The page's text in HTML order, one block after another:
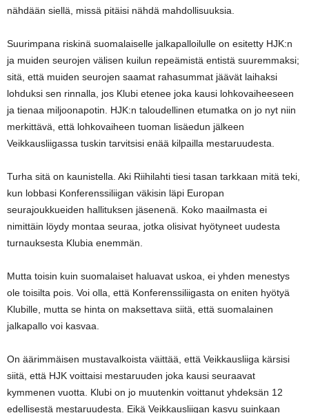
nähdään siellä, missä pitäisi nähdä mahdollisuuksia.
Suurimpana riskinä suomalaiselle jalkapalloilulle on esitetty HJK:n
ja muiden seurojen välisen kuilun repeämistä entistä suuremmaksi;
sitä, että muiden seurojen saamat rahasummat jäävät laihaksi
lohduksi sen rinnalla, jos Klubi etenee joka kausi lohkovaiheeseen
ja tienaa miljoonapotin. HJK:n taloudellinen etumatka on jo nyt niin
merkittävä, että lohkovaiheen tuoman lisäedun jälkeen
Veikkausliigassa tuskin tarvitsisi enää kilpailla mestaruudesta.
Turha sitä on kaunistella. Aki Riihilahti tiesi tasan tarkkaan mitä teki,
kun lobbasi Konferenssiliigan väkisin läpi Europan
seurajoukkueiden hallituksen jäsenenä. Koko maailmasta ei
nimittäin löydy montaa seuraa, jotka olisivat hyötyneet uudesta
turnauksesta Klubia enemmän.
Mutta toisin kuin suomalaiset haluavat uskoa, ei yhden menestys
ole toisilta pois. Voi olla, että Konferenssiliigasta on eniten hyötyä
Klubille, mutta se hinta on maksettava siitä, että suomalainen
jalkapallo voi kasvaa.
On äärimmäisen mustavalkoista väittää, että Veikkausliiga kärsisi
siitä, että HJK voittaisi mestaruuden joka kausi seuraavat
kymmenen vuotta. Klubi on jo muutenkin voittanut yhdeksän 12
edellisestä mestaruudesta. Eikä Veikkausliigan kasvu suinkaan